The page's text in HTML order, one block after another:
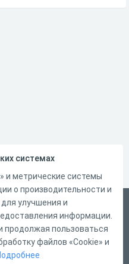
системах
и метрические системы
о производительности и
улучшения и
информации.
продолжая пользоваться
файлов «Cookie» и